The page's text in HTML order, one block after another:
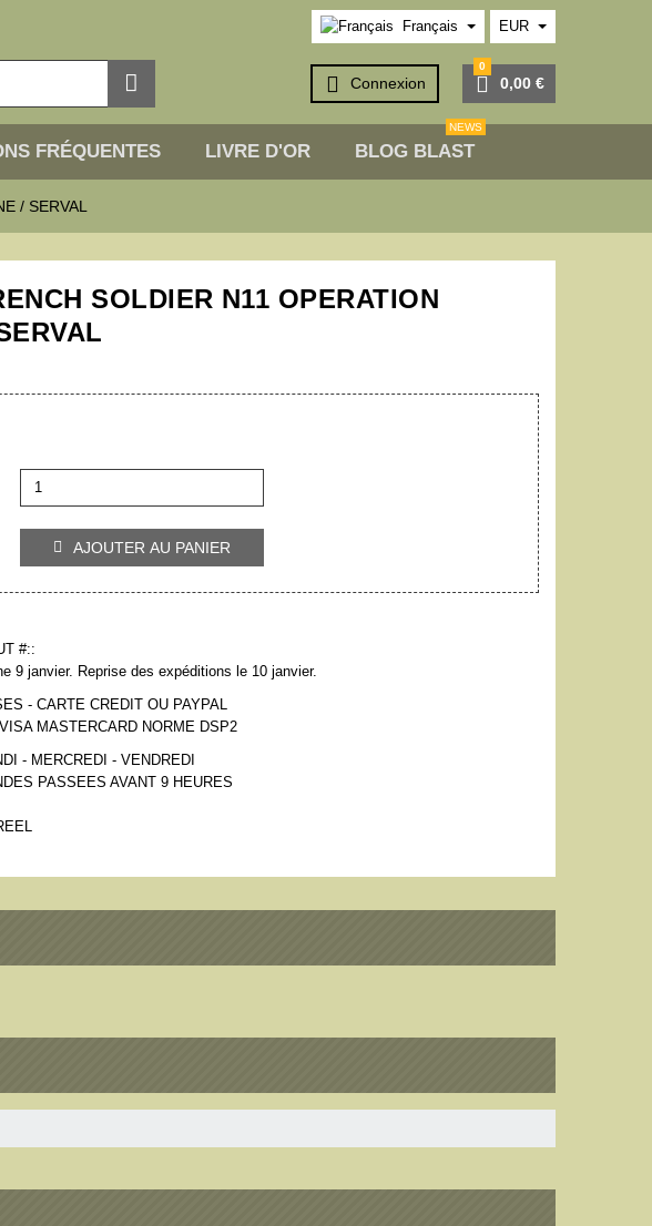
Français EUR
  Connexion  0,00 €
0
FRÉQUENTES LIVRE D'OR BLOG BLAST
NEWS
/ SERVAL
SOLDIER N11 OPERATION
 AJOUTER AU PANIER
#::
9 janvier. Reprise des expéditions le 10 janvier.
- CARTE CREDIT OU PAYPAL
MASTERCARD NORME DSP2
- MERCREDI - VENDREDI
PASSEES AVANT 9 HEURES